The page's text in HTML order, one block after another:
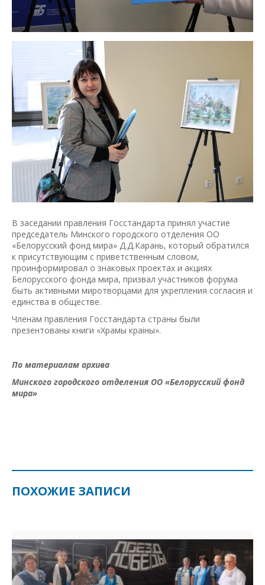
В заседании правления Госстандарта принял участие
председатель Минского городского отделения ОО
«Белорусский фонд мира» Д.Д.Карань, который обратился
к присутствующим с приветственным словом,
проинформировал о знаковых проектах и акциях
Белорусского фонда мира, призвал участников форума
быть активными миротворцами для укрепления согласия и
единства в обществе.
Членам правления Госстандарта страны были
презентованы книги «Храмы краiны».
По материалам архива
Минского городского отделения ОО «Белорусский фонд
мира»
ПОХОЖИЕ ЗАПИСИ